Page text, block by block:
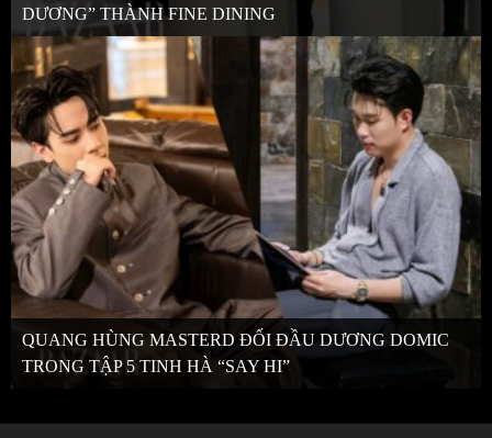
DƯƠNG” THÀNH FINE DINING
QUANG HÙNG MASTERD ĐỐI ĐẦU DƯƠNG DOMIC
TRONG TẬP 5 TINH HÀ “SAY HI”